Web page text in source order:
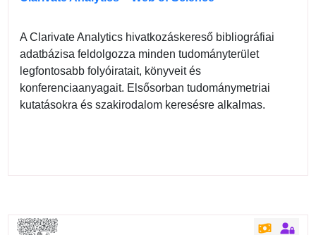
A Clarivate Analytics hivatkozáskereső bibliográfiai
adatbázisa feldolgozza minden tudományterület
legfontosabb folyóiratait, könyveit és
konferenciaanyagait. Elsősorban tudománymetriai
kutatásokra és szakirodalom keresésre alkalmas.